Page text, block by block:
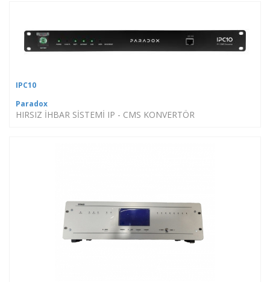
IPC10
Paradox
HIRSIZ İHBAR SİSTEMİ IP - CMS KONVERTÖR